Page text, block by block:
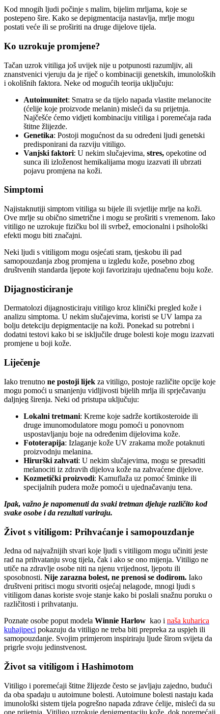
Kod mnogih ljudi počinje s malim, bijelim mrljama, koje se
postepeno šire. Kako se depigmentacija nastavlja, mrlje mogu
postati veće ili se proširiti na druge dijelove tijela.
Ko uzrokuje promjene?
Tačan uzrok vitiliga još uvijek nije u potpunosti razumljiv, ali
znanstvenici vjeruju da je riječ o kombinaciji genetskih, imunoloških
i okolišnih faktora. Neke od mogućih teorija uključuju:
Autoimunitet: Smatra se da tijelo napada vlastite melanocite
(ćelije koje proizvode melanin) misleći da su prijetnja.
Najčešće ćemo vidjeti kombinaciju vitiliga i poremećaja rada
štitne žlijezde.
Genetika: Postoji mogućnost da su određeni ljudi genetski
predisponirani da razviju vitiligo.
Vanjski faktori: U nekim slučajevima, stres, opekotine od
sunca ili izloženost hemikalijama mogu izazvati ili ubrzati
pojavu promjena na koži.
Simptomi
Najistaknutiji simptom vitiliga su bijele ili svjetlije mrlje na koži.
Ove mrlje su obično simetrične i mogu se proširiti s vremenom. Iako
vitiligo ne uzrokuje fizičku bol ili svrbež, emocionalni i psihološki
efekti mogu biti značajni.
Neki ljudi s vitiligom mogu osjećati sram, tjeskobu ili pad
samopouzdanja zbog promjena u izgledu kože, posebno zbog
društvenih standarda ljepote koji favoriziraju ujednačenu boju kože.
Dijagnosticiranje
Dermatolozi dijagnosticiraju vitiligo kroz klinički pregled kože i
analizu simptoma. U nekim slučajevima, koristi se UV lampa za
bolju detekciju depigmentacije na koži. Ponekad su potrebni i
dodatni testovi kako bi se isključile druge bolesti koje mogu izazvati
promjene u boji kože.
Liječenje
Iako trenutno ne postoji lijek za vitiligo, postoje različite opcije koje
mogu pomoći u smanjenju vidljivosti bijelih mrlja ili sprječavanju
daljnjeg širenja. Neki od pristupa uključuju:
Lokalni tretmani: Kreme koje sadrže kortikosteroide ili
druge imunomodulatore mogu pomoći u ponovnom
uspostavljanju boje na određenim dijelovima kože.
Fototerapija: Izlaganje kože UV zrakama može potaknuti
proizvodnju melanina.
Hirurški zahvati: U nekim slučajevima, mogu se presaditi
melanociti iz zdravih dijelova kože na zahvaćene dijelove.
Kozmetički proizvodi: Kamuflaža uz pomoć šminke ili
specijalnih pudera može pomoći u ujednačavanju tena.
Ipak, važno je napomenuti da svaki tretman djeluje različito kod
svake osobe i da rezultati variraju.
Život s vitiligom: Prihvaćanje i samopouzdanje
Jedna od najvažnijih stvari koje ljudi s vitiligom mogu učiniti jeste
rad na prihvatanju svog tijela, čak i ako se ono mijenja. Vitiligo ne
utiče na zdravlje osobe niti na njenu vrijednost, ljepotu ili
sposobnosti. Nije zarazna bolest, ne prenosi se dodirom. Iako
društveni pritisci mogu stvoriti osjećaj nelagode, mnogi ljudi s
vitiligom danas koriste svoje stanje kako bi poslali snažnu poruku o
različitosti i prihvatanju.
Poznate osobe poput modela Winnie Harlow kao i naša kuharica
kuhajipeci pokazuju da vitiligo ne treba biti prepreka za uspjeh ili
samopouzdanje. Svojim primjerom inspiriraju ljude širom svijeta da
prigrle svoju jedinstvenost.
Život sa vitiligom i Hashimotom
Vitiligo i poremećaji štitne žlijezde često se javljaju zajedno, budući
da oba spadaju u autoimune bolesti. Autoimune bolesti nastaju kada
imunološki sistem tijela pogrešno napada zdrave ćelije, misleći da su
one prijetnja. Vitiligo uzrokuje depigmentaciju kože, dok poremećaji